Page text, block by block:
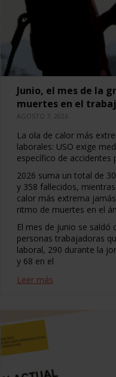
Junio, el mes de la
muertes en el
AGOSTO 7, 2026
La ola de calor más
laborales: USO exige
específico de accidentes
2026 suma un total de
y 358 fallecidos,
calor más extrema
ritmo de muertes en el
El mes de junio se saldó
personas trabajadoras
laboral, 290 durante la
y 68 en el
Leer más